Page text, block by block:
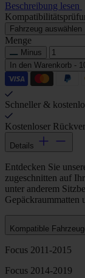
Beschreibung lesen
Fahrzeug auswählen
Menge
Minus
In den Warenkorb -
Schneller &
Kostenloser
Details
Entdecken Sie
zugeschnitten auf
unter anderem
Gepäckraummatten
Kompatible
Focus 2011-2015
Focus 2014-2019